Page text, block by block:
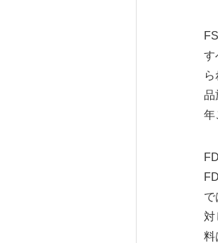
す
品
年
で
対
料